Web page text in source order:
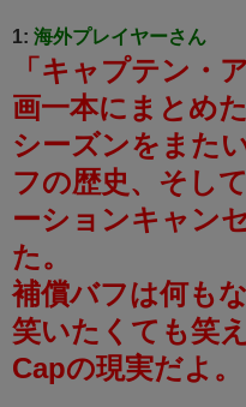
1: 海外プレイヤーさん
「キャプテン・
画一本にまとめた
シーズンをまた
フの歴史、そし
ーションキャン
た。
補償バフは何もな
笑いたくても笑
Capの現実だよ。